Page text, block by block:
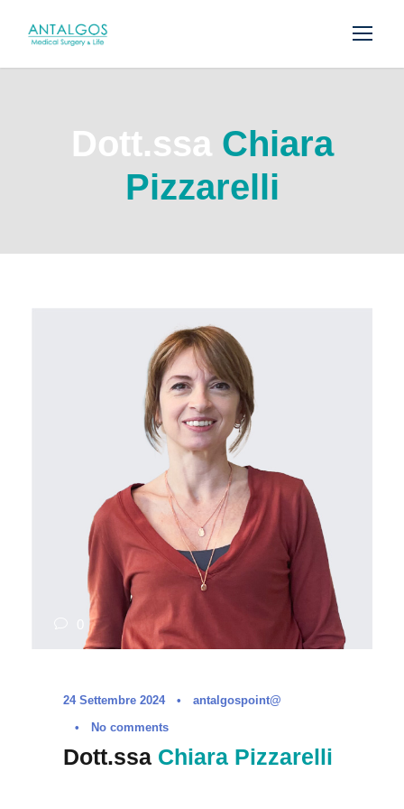
Dott.ssa Chiara
Pizzarelli
24 Settembre 2024 •
antalgospoint@
•
No comments
Dott.ssa Chiara Pizzarelli